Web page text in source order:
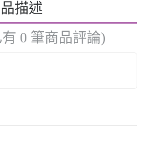
描述
0 筆商品評論)